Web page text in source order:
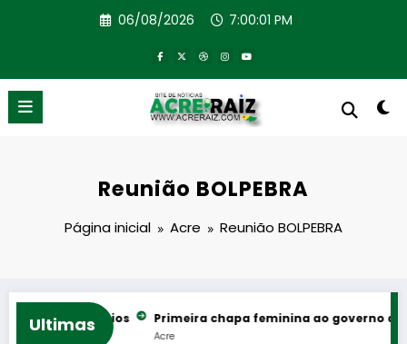
06/08/2026 7:00:02 PM
Reunião BOLPEBRA
Página inicial Acre Reunião BOLPEBRA
Ultimas
e rodeios Primeira chapa feminina ao governo do Acre
Acre